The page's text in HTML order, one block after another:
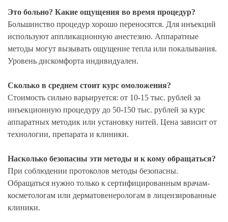
Это больно? Какие ощущения во время процедур?
Большинство процедур хорошо переносятся. Для инъекций
используют аппликационную анестезию. Аппаратные
методы могут вызывать ощущение тепла или покалывания.
Уровень дискомфорта индивидуален.
Сколько в среднем стоит курс омоложения?
Стоимость сильно варьируется: от 10-15 тыс. рублей за
инъекционную процедуру до 50-150 тыс. рублей за курс
аппаратных методик или установку нитей. Цена зависит от
технологии, препарата и клиники.
Насколько безопасны эти методы и к кому обращаться?
При соблюдении протоколов методы безопасны.
Обращаться нужно только к сертифицированным врачам-
косметологам или дерматовенерологам в лицензированные
клиники.